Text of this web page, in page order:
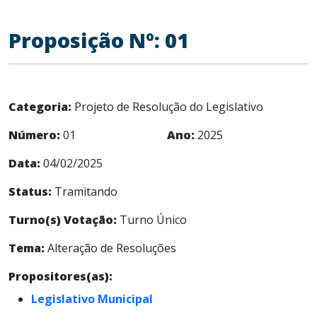
Proposição Nº: 01
Categoria: Projeto de Resolução do Legislativo
Número: 01 Ano: 2025
Data: 04/02/2025
Status: Tramitando
Turno(s) Votação: Turno Único
Tema: Alteração de Resoluções
Propositores(as):
Legislativo Municipal